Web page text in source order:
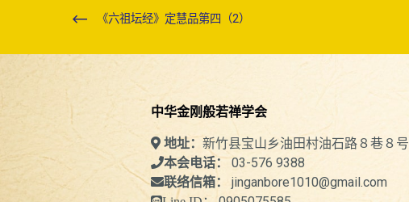
《六祖坛经》定慧品第四（2）
中华金刚般若禅学会
地址： 新竹县宝山乡油田村油石路８巷８号
本会电话： 03-576 9388
联络信箱： jinganbore1010@gmail.com